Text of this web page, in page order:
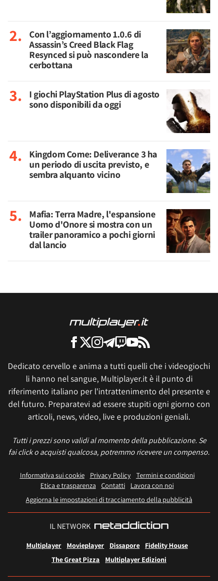
Con l’aggiornamento 1.0.6 di
Assassin’s Creed Black Flag
Resynced si può nascondere la
cerbottana
I giochi PlayStation Plus di agosto
sono disponibili da oggi
Kingdom Come: Deliverance 3 ha
un periodo di uscita previsto, e
sembra alquanto vicino
Mafia: Terra Madre, l'espansione
Uomo d'Onore si mostra con un
trailer panoramico a pochi giorni
dal lancio
Dedicato cervello e anima a tutti quelli che i videogiochi
li hanno nel sangue, Multiplayer.it è il punto di
riferimento italiano per l'intrattenimento del presente e
del futuro. Preparatevi ad essere stupiti ogni giorno con
articoli, news, video, live e produzioni geniali.
Tutti i prezzi sono validi al momento della pubblicazione. Se
fai click o acquisti qualcosa, potremmo ricevere un compenso.
Informativa sui cookie Privacy Policy
Termini e condizioni
Etica e trasparenza Contatti
Lavora con noi
Aggiorna le impostazioni di tracciamento della pubblicità
IL NETWORK
Multiplayer Movieplayer Dissapore
Fidelity House
The Great Pizza
Multiplayer Edizioni